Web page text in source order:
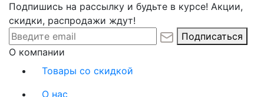
Подпишись на рассылку и будьте в курсе! Акции,
скидки, распродажи ждут!
Подписаться
О компании
Товары со скидкой
О нас